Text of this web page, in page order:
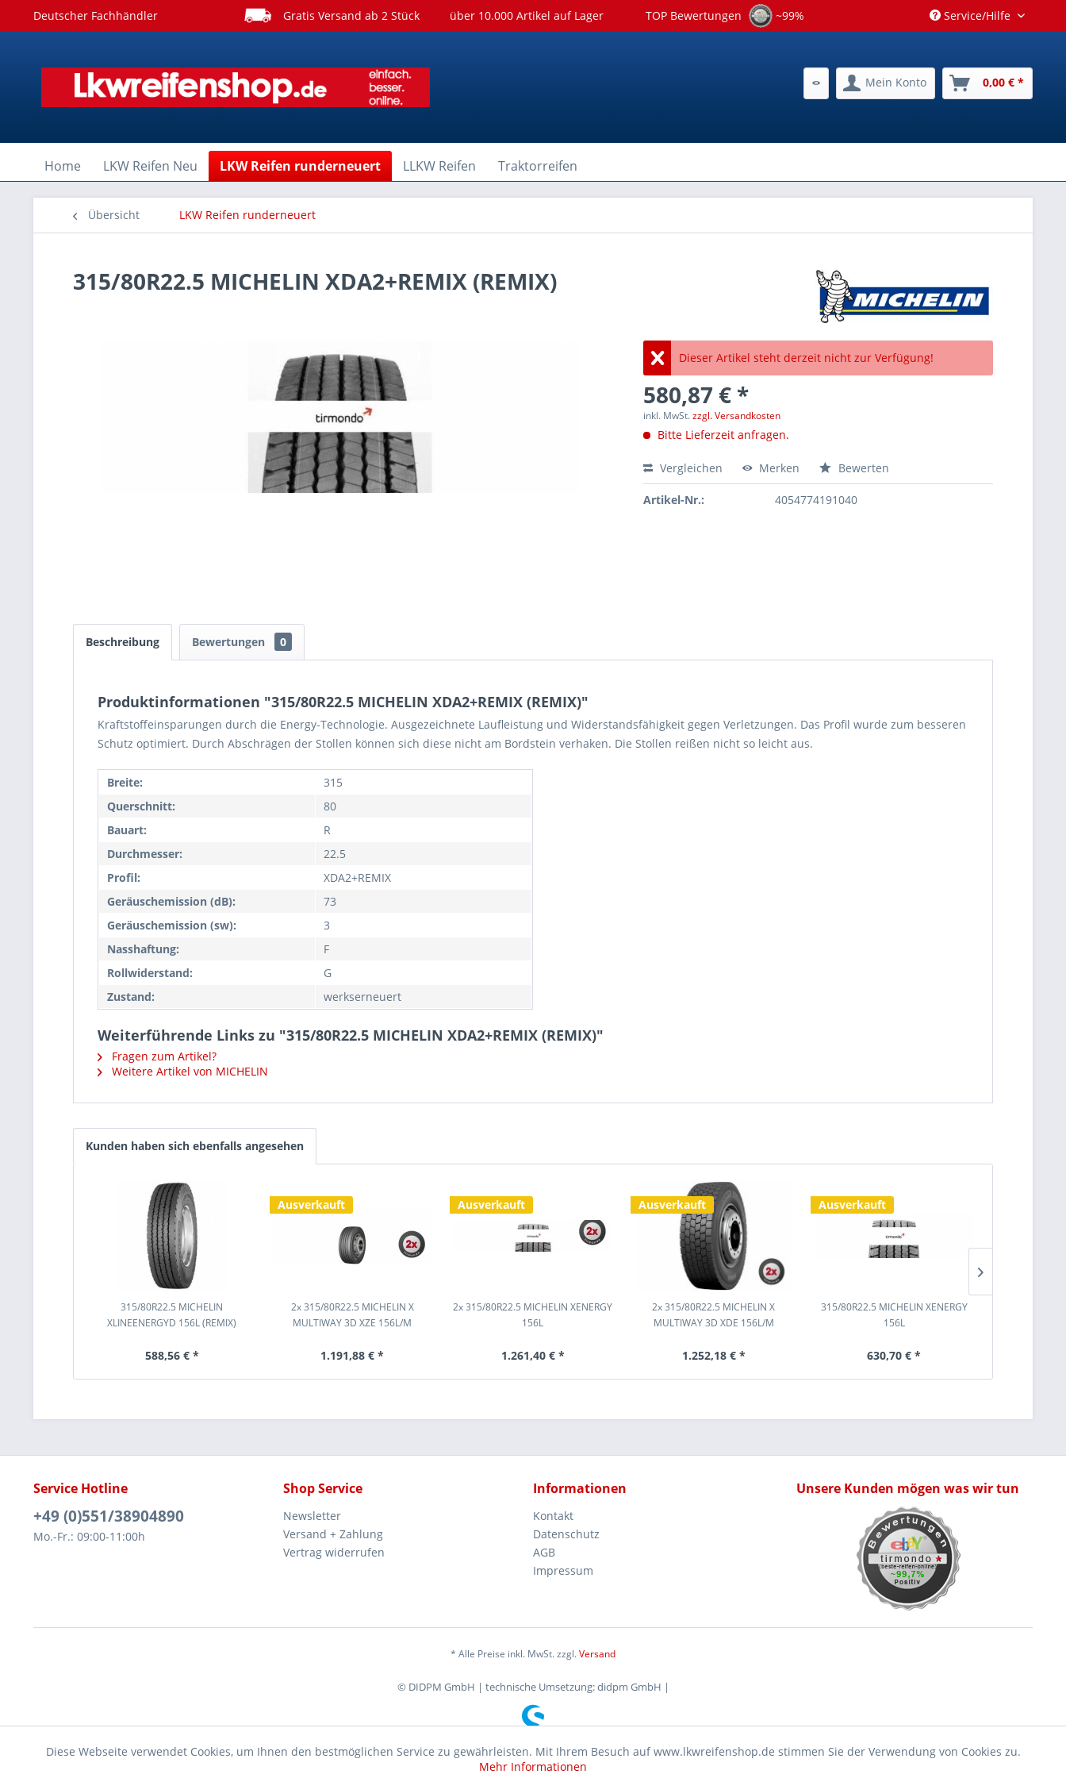
Deutscher Fachhändler Gratis Versand ab 2 Stück über 10.000 Artikel auf Lager TOP Bewertungen ~99% Service/Hilfe
Mein Konto 0,00 € *
Home LKW Reifen Neu LKW Reifen runderneuert LLKW Reifen Traktorreifen
Übersicht LKW Reifen runderneuert
315/80R22.5 MICHELIN XDA2+REMIX (REMIX)
Dieser Artikel steht derzeit nicht zur Verfügung!
580,87 € *
inkl. MwSt.zzgl. Versandkosten
Bitte Lieferzeit anfragen.
Vergleichen Merken Bewerten
Artikel-Nr.: 4054774191040
Beschreibung Bewertungen 0
Produktinformationen "315/80R22.5 MICHELIN XDA2+REMIX (REMIX)"
Kraftstoffeinsparungen durch die Energy-Technologie. Ausgezeichnete Laufleistung und Widerstandsfähigkeit gegen Verletzungen. Das Profil wurde zum besseren
Schutz optimiert. Durch Abschrägen der Stollen können sich diese nicht am Bordstein verhaken. Die Stollen reißen nicht so leicht aus.
Breite:
315
Querschnitt:
80
Bauart:
R
Durchmesser:
22.5
Profil:
XDA2+REMIX
Geräuschemission (dB):
73
Geräuschemission (sw):
3
Nasshaftung:
F
Rollwiderstand:
G
Zustand:
werkserneuert
Weiterführende Links zu "315/80R22.5 MICHELIN XDA2+REMIX (REMIX)"
Fragen zum Artikel?
Weitere Artikel von MICHELIN
Kunden haben sich ebenfalls angesehen
315/80R22.5 MICHELIN
XLINEENERGYD 156L (REMIX)
588,56 € *
Ausverkauft
2x 315/80R22.5 MICHELIN X
MULTIWAY 3D XZE 156L/M
1.191,88 € *
Ausverkauft
2x 315/80R22.5 MICHELIN XENERGY
156L
1.261,40 € *
Ausverkauft
2x 315/80R22.5 MICHELIN X
MULTIWAY 3D XDE 156L/M
1.252,18 € *
Ausverkauft
315/80R22.5 MICHELIN XENERGY
156L
630,70 € *
Service Hotline
+49 (0)551/38904890
Mo.-Fr.: 09:00-11:00h
Shop Service
Newsletter
Versand + Zahlung
Vertrag widerrufen
Informationen
Kontakt
Datenschutz
AGB
Impressum
Unsere Kunden mögen was wir tun
* Alle Preise inkl. MwSt. zzgl.Versand
© DIDPM GmbH | technische Umsetzung: didpm GmbH |
Diese Webseite verwendet Cookies, um Ihnen den bestmöglichen Service zu gewährleisten. Mit Ihrem Besuch auf www.lkwreifenshop.de stimmen Sie der Verwendung von Cookies zu.
Mehr Informationen